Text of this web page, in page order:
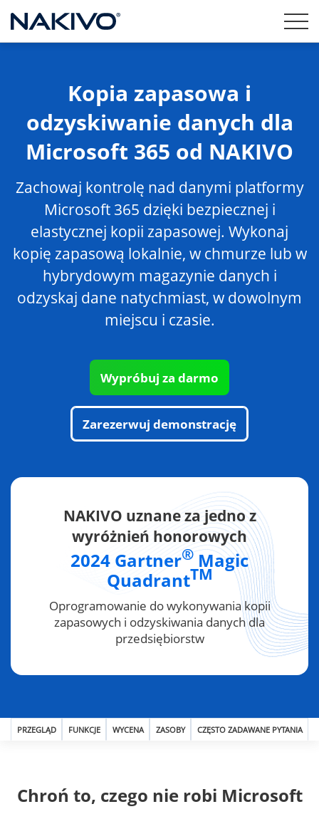
Kopia zapasowa i
odzyskiwanie danych dla
Microsoft 365 od NAKIVO
Zachowaj kontrolę nad danymi platformy
Microsoft 365 dzięki bezpiecznej i
elastycznej kopii zapasowej. Wykonaj
kopię zapasową lokalnie, w chmurze lub w
hybrydowym magazynie danych i
odzyskaj dane natychmiast, w dowolnym
miejscu i czasie.
Wypróbuj za darmo
Zarezerwuj demonstrację
NAKIVO uznane za jedno z
wyróżnień honorowych
2024 Gartner®Magic
QuadrantTM
Oprogramowanie do wykonywania kopii
zapasowych i odzyskiwania danych dla
przedsiębiorstw
PRZEGLĄD FUNKCJE WYCENA ZASOBY CZĘSTO ZADAWANE PYTANIA
Chroń to, czego nie robi Microsoft